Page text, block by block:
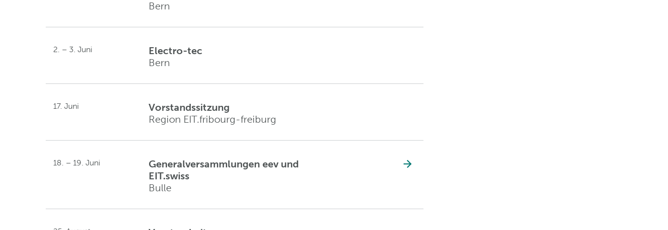
Bern
2. – 3. Juni
Electro-tec
Bern
17. Juni
Vorstandssitzung
Region EIT.fribourg-freiburg
18. – 19. Juni
Generalversammlungen eev und
EIT.swiss
Bulle